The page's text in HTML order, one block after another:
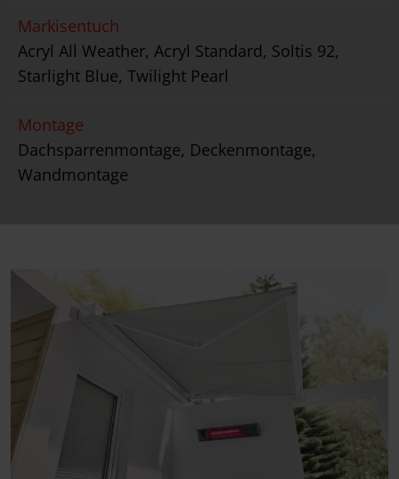
Markisentuch
Acryl All Weather, Acryl Standard, Soltis 92,
Starlight Blue, Twilight Pearl
Montage
Dachsparrenmontage, Deckenmontage,
Wandmontage